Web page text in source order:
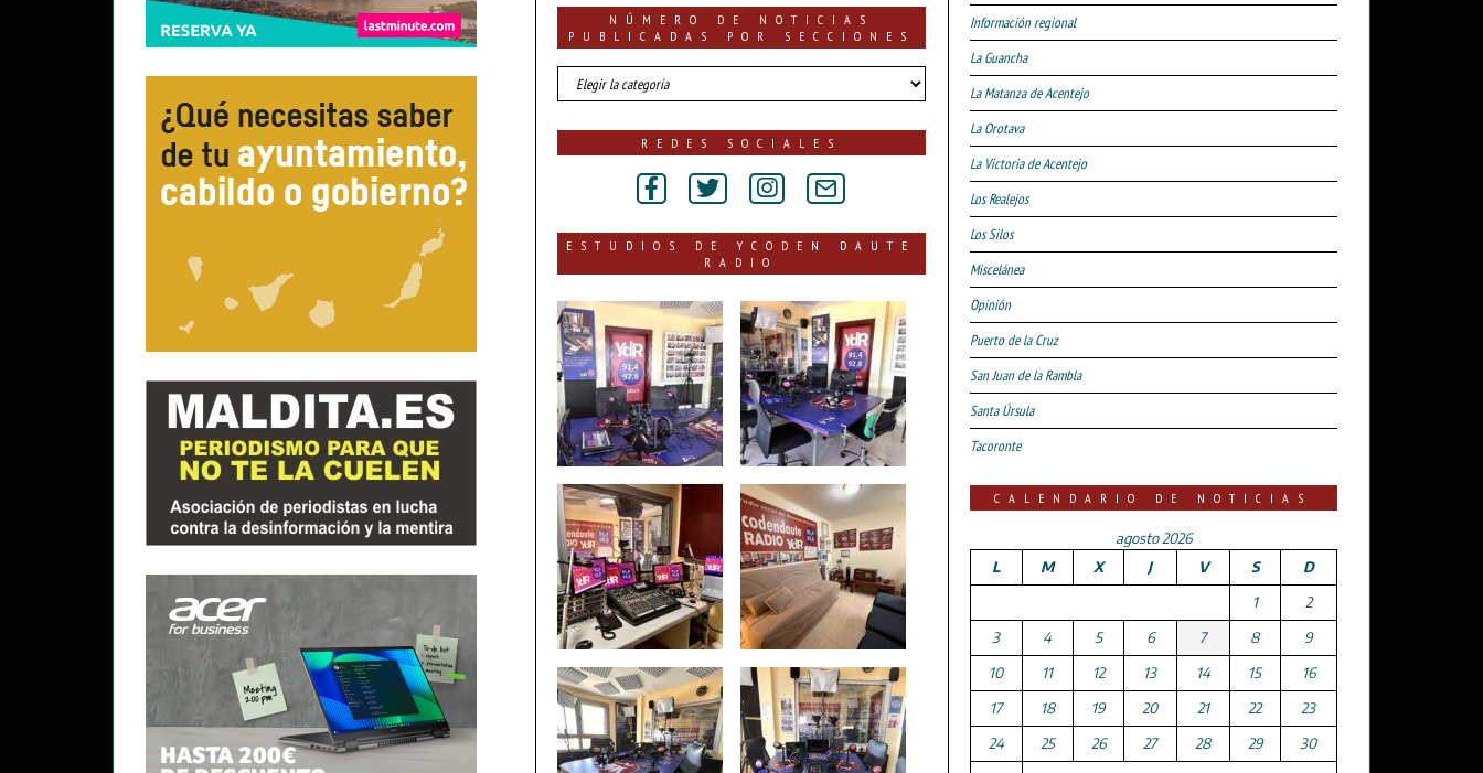
NÚMERO DE NOTICIAS
PUBLICADAS POR SECCIONES
número
de
por
REDES SOCIALES
ESTUDIOS DE YCODEN DAUTE
RADIO
Información regional
La Guancha
La Matanza de Acentejo
La Orotava
La Victoria de Acentejo
Los Realejos
Los Silos
Miscelánea
Opinión
Puerto de la Cruz
San Juan de la Rambla
Santa Úrsula
Tacoronte
CALENDARIO DE NOTICIAS
agosto 2026
L
M X J V S
D
1
2
3
4 5 6 7 8
9
10
11 12 13 14 15
16
17
18 19 20 21 22
23
24
25 26 27 28 29
30